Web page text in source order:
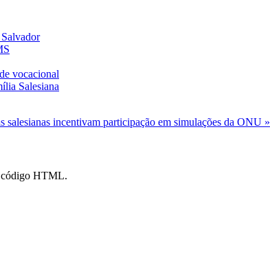
vocacional
Salesiana
salesianas incentivam participação em simulações da ONU »
código HTML.